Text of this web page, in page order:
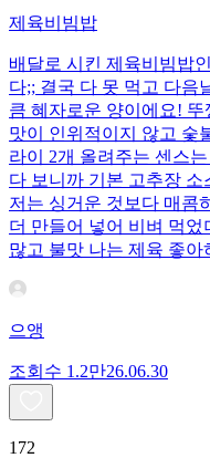
제육비빔밥
배달로 시킨 제육비빔밥
다;; 결국 다 못 먹고 다음
큼 혜자로운 양이에요! 뚜
맛이 인위적이지 않고 숯
라이 2개 올려주는 센스
다 보니까 기본 고추장
저는 싱거운 것보다 매콤
더 만들어 넣어 비벼 먹
많고 불맛 나는 제육 좋
으앵
조회수 1.2만26.06.30
172